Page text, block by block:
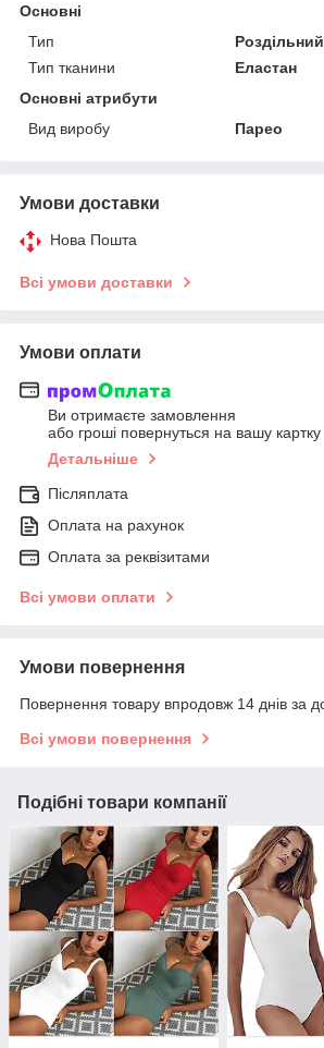
Основні
Тип
Тип тканини
Еластан
Основні атрибути
Вид виробу
Парео
Умови доставки
Нова Пошта
Всі умови доставки
Умови оплати
Ви отримаєте замовлення
або гроші повернуться на вашу картку
Детальніше
Післяплата
Оплата на рахунок
Оплата за реквізитами
Всі умови оплати
Умови повернення
Повернення товару впродовж 14 днів за
Всі умови повернення
Подібні товари компанії